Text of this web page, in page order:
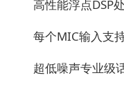
高性能浮点DSP
每个MIC输入支
超低噪声专业级